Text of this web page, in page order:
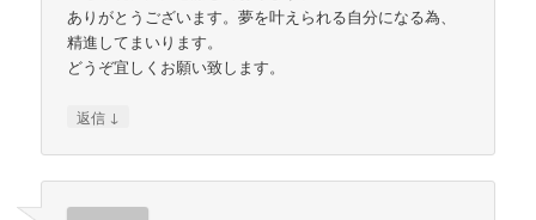
ありがとうございます。夢を叶えられる自分になる為、
精進してまいります。
どうぞ宜しくお願い致します。
返信 ↓